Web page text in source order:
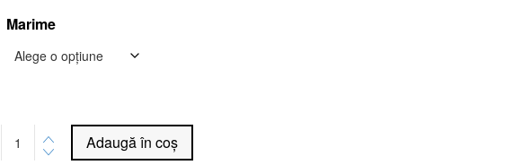
Marime
Adaugă în coș